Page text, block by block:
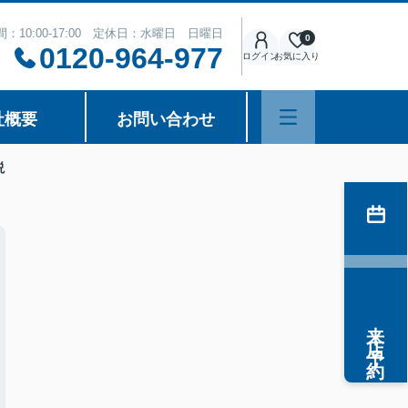
：10:00-17:00 定休日：水曜日 日曜日
0120-964-977 ログインお気に入り
0
概要 お問い合わせ
来店予約